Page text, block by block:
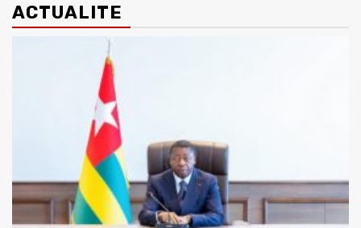
ACTUALITE